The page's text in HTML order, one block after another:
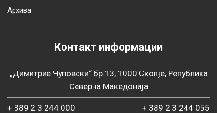
Архива
Контакт информации
„Димитрие Чуповски“ бр.13, 1000 Скопје, Република
Северна Македонија
+ 389 2 3 244 000 + 389 2 3 244 055